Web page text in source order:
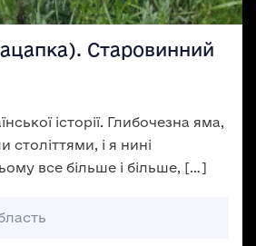
Старовинний
історії. Глибочезна яма,
століттями, і я нині
все більше і більше, […]